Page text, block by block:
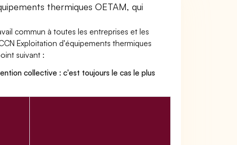
thermiques OETAM, qui
commun à toutes les entreprises et les
Exploitation d'équipements thermiques
suivant :
collective : c'est toujours le cas le plus